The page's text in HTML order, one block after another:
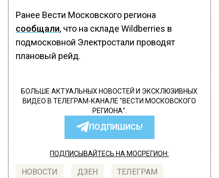
Ранее Вести Московского региона
сообщали, что на складе Wildberries в
подмосковной Электростали проводят
плановый рейд.
БОЛЬШЕ АКТУАЛЬНЫХ НОВОСТЕЙ И ЭКСКЛЮЗИВНЫХ
ВИДЕО В ТЕЛЕГРАМ-КАНАЛЕ "ВЕСТИ МОСКОВСКОГО
РЕГИОНА".
ПОДПИШИСЬ!
ПОДПИСЫВАЙТЕСЬ НА МОСРЕГИОН:
НОВОСТИ ДЗЕН ТЕЛЕГРАМ